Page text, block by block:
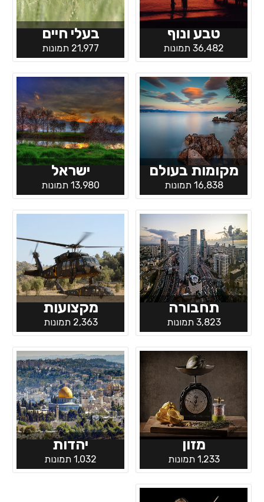
טבע ונוף
36,482 תמונות
בעלי חיים
21,977 תמונות
מקומות בעולם
16,838 תמונות
ישראל
13,980 תמונות
תחבורה
3,823 תמונות
מקצועות
2,363 תמונות
מזון
1,233 תמונות
יהדות
1,032 תמונות